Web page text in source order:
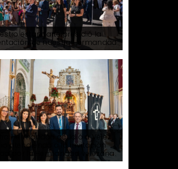
estandarte presidió la
de nuestra Hermandad.
Hermandad acudió a Vélez
atendiendo a la invitación
por la Hermandad velezana.